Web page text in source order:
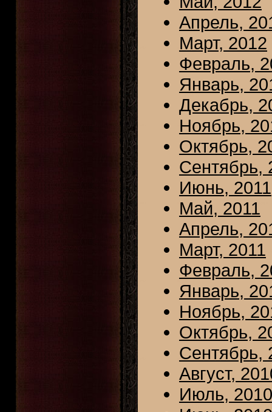
Апрель,
Март, 2012
Февраль,
Январь,
Декабрь,
Ноябрь,
Октябрь,
Сентябрь,
Июнь, 2011
Май, 2011
Апрель,
Март, 2011
Февраль,
Январь,
Ноябрь,
Октябрь,
Сентябрь,
Август,
Июль, 2010